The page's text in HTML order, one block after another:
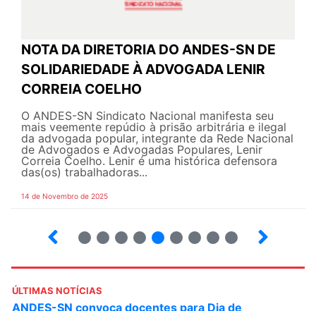
NOTA DA DIRETORIA DO ANDES-SN DE
SOLIDARIEDADE À ADVOGADA LENIR
CORREIA COELHO
O ANDES-SN Sindicato Nacional manifesta seu
mais veemente repúdio à prisão arbitrária e ilegal
da advogada popular, integrante da Rede Nacional
de Advogados e Advogadas Populares, Lenir
Correia Coelho. Lenir é uma histórica defensora
das(os) trabalhadoras...
14 de Novembro de 2025
ÚLTIMAS NOTÍCIAS
ANDES-SN convoca docentes para Dia de